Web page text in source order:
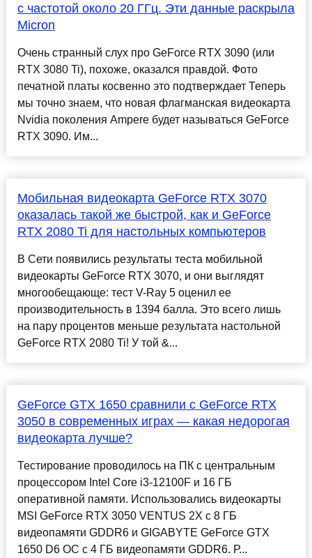
с частотой около 20 ГГц. Эти данные раскрыла
Micron
Очень странный слух про GeForce RTX 3090 (или
RTX 3080 Ti), похоже, оказался правдой. Фото
печатной платы косвенно это подтверждает Теперь
мы точно знаем, что новая флагманская видеокарта
Nvidia поколения Ampere будет называться GeForce
RTX 3090. Им...
Мобильная видеокарта GeForce RTX 3070
оказалась такой же быстрой, как и GeForce
RTX 2080 Ti для настольных компьютеров
В Сети появились результаты теста мобильной
видеокарты GeForce RTX 3070, и они выглядят
многообещающе: тест V-Ray 5 оценил ее
производительность в 1394 балла. Это всего лишь
на пару процентов меньше результата настольной
GeForce RTX 2080 Ti! У той &...
GeForce GTX 1650 сравнили с GeForce RTX
3050 в современных играх — какая недорогая
видеокарта лучше?
Тестирование проводилось на ПК с центральным
процессором Intel Core i3-12100F и 16 ГБ
оперативной памяти. Использовались видеокарты
MSI GeForce RTX 3050 VENTUS 2X с 8 ГБ
видеопамяти GDDR6 и GIGABYTE GeForce GTX
1650 D6 OC c 4 ГБ видеопамяти GDDR6. Р...